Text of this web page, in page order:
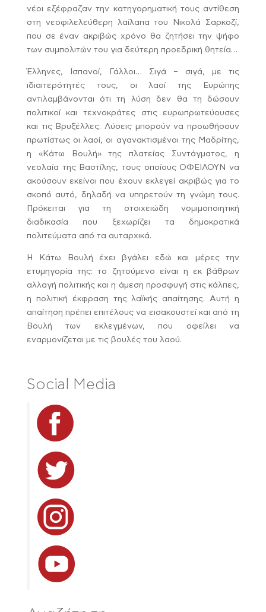
νέοι εξέφραζαν την κατηγορηματική τους αντίθεση
στη νεοφιλελεύθερη λαίλαπα του Νικολά Σαρκοζί,
που σε έναν ακριβώς χρόνο θα ζητήσει την ψήφο
των συμπολιτών του για δεύτερη προεδρική θητεία…
Έλληνες, Ισπανοί, Γάλλοι… Σιγά – σιγά, με τις
ιδιαιτερότητές τους, οι λαοί της Ευρώπης
αντιλαμβάνονται ότι τη λύση δεν θα τη δώσουν
πολιτικοί και τεχνοκράτες στις ευρωπρωτεύουσες
και τις Βρυξέλλες. Λύσεις μπορούν να προωθήσουν
πρωτίστως οι λαοί, οι αγανακτισμένοι της Μαδρίτης,
η «Κάτω Βουλή» της πλατείας Συντάγματος, η
νεολαία της Βαστίλης, τους οποίους ΟΦΕΙΛΟΥΝ να
ακούσουν εκείνοι που έχουν εκλεγεί ακριβώς για το
σκοπό αυτό, δηλαδή να υπηρετούν τη γνώμη τους.
Πρόκειται για τη στοιχειώδη νομιμοποιητική
διαδικασία που ξεχωρίζει τα δημοκρατικά
πολιτεύματα από τα αυταρχικά.
Η Κάτω Βουλή έχει βγάλει εδώ και μέρες την
ετυμηγορία της: το ζητούμενο είναι η εκ βάθρων
αλλαγή πολιτικής και η άμεση προσφυγή στις κάλπες,
η πολιτική έκφραση της λαϊκής απαίτησης. Αυτή η
απαίτηση πρέπει επιτέλους να εισακουστεί και από τη
Βουλή των εκλεγμένων, που οφείλει να
εναρμονίζεται με τις βουλές του λαού.
Social Media